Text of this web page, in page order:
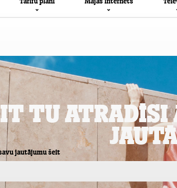
Biznesam
Tu atradīsi
jautājumu šeit